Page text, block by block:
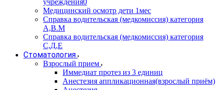
учреждения0
Медицинский осмотр дети 1мес
Справка водительская (медкомиссия) категория
А,В.М
Справка водительская (медкомиссия) категория
С,Д,Е
Стоматология
Взрослый прием
Иммедиат протез из 3 единиц
Анестезия аппликационная(взрослый приём)